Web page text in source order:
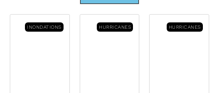
INONDATIONS HURRICANES HURRICANES